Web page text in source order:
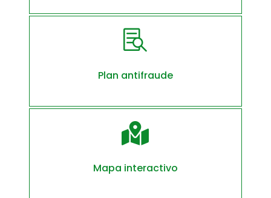

Plan antifraude

Mapa interactivo